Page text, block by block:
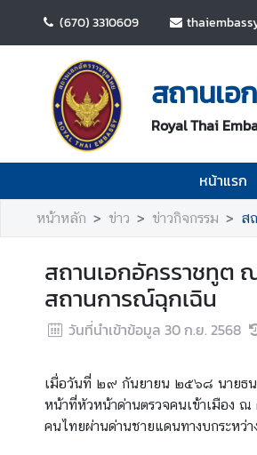
(670) 3310609
สถานเ
Royal Thai
หน้าแรก
ก
เ
กี่
ว
บ
า
ว
ส
หน้าหลัก ข่าว ข่าวกิจกรรม ส
สถานเอกอัครราชทูต
สถานการณ์ฉุกเฉิน
วันที่นำเข้าข้อมูล 30 ก.ย. 2568
เมื่อวันที่ ๒๙ กันยายน ๒๕๖๘ นายธน
หน้าที่หัวหน้าด่านตรวจคนเข้าเมือง
คนไทยผ่านด่านชายแดนทางบกระหว่